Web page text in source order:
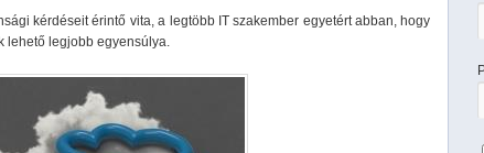
kérdéseit érintő vita, a legtöbb IT szakember egyetért abban, hogy
lehető legjobb egyensúlya.